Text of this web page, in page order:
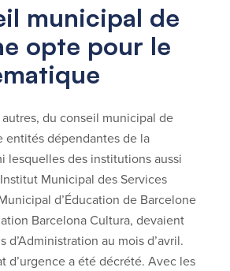
municipal de
opte pour le
autres, du conseil municipal de
entités dépendantes de la
lesquelles des institutions aussi
Municipal des Services
d’Éducation de Barcelone
Barcelona Cultura, devaient
d’Administration au mois d’avril.
d’urgence a été décrété. Avec les